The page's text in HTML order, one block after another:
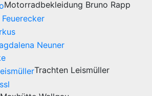
Motorradbekleidung Bruno Rapp
Trachten Leismüller